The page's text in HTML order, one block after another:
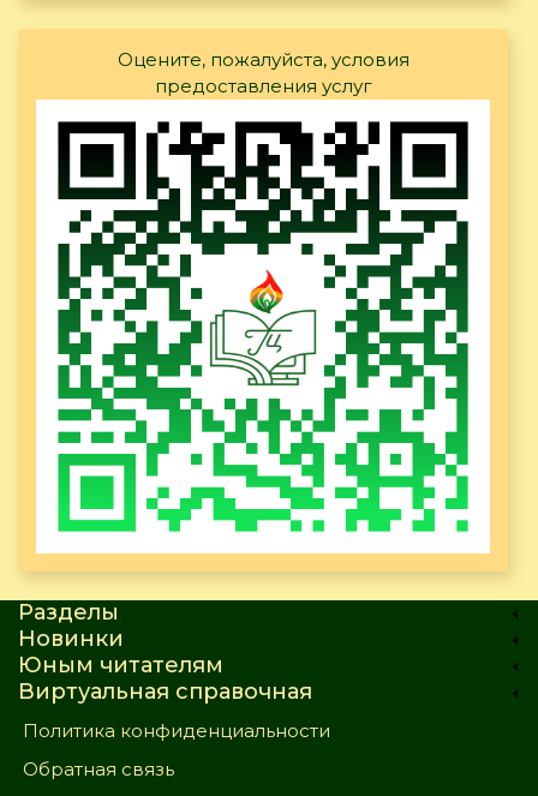
Оцените, пожалуйста, условия
предоставления услуг
Разделы
Новинки
Юным читателям
Виртуальная справочная
Политика конфиденциальности
Обратная связь